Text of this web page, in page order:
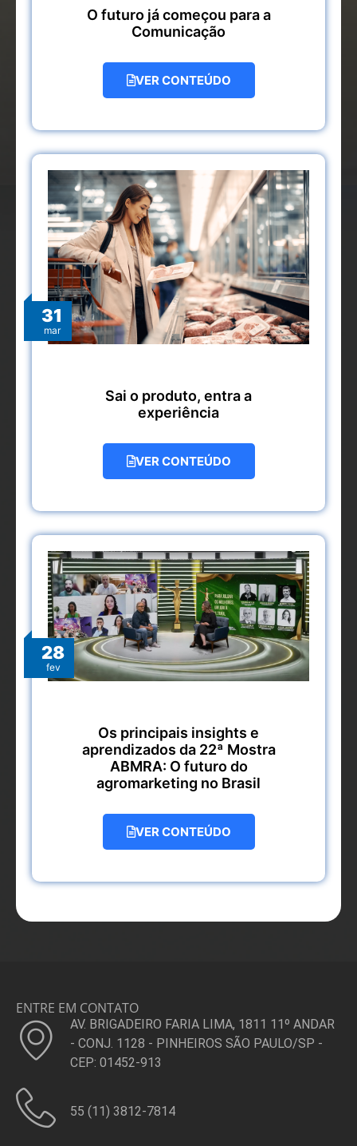
O futuro já começou para a
Comunicação
VER CONTEÚDO
31
mar
Sai o produto, entra a
experiência
VER CONTEÚDO
28
fev
Os principais insights e
aprendizados da 22ª Mostra
ABMRA: O futuro do
agromarketing no Brasil
VER CONTEÚDO
ENTRE EM CONTATO
AV. BRIGADEIRO FARIA LIMA, 1811 11º ANDAR
- CONJ. 1128 - PINHEIROS SÃO PAULO/SP -
CEP: 01452-913
55 (11) 3812-7814